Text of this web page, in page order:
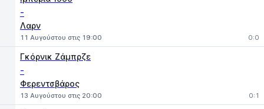
-
Λαρν
11 Αυγούστου στις 19:00 0:0
Γκόρνικ Ζάμπρζε
-
Φερεντσβάρος
13 Αυγούστου στις 20:00 0:1